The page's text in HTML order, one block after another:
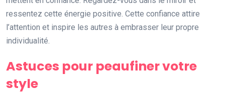
ressentez cette énergie positive. Cette confiance attire
l’attention et inspire les autres à embrasser leur propre
individualité.
Astuces pour peaufiner votre
style